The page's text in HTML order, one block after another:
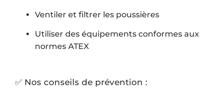
Ventiler et filtrer les poussières
Utiliser des équipements conformes aux
normes ATEX
✅ Nos conseils de prévention :